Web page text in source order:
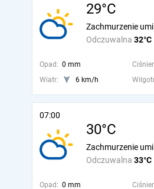
29°C
Odczuwalna 32°C
Zachmurzenie
Opad: 0 mm
Wiatr:
6 km/h
07:00
30°C
Odczuwalna 33°C
Zachmurzenie
Opad: 0 mm